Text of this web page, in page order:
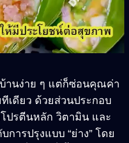
บ้านง่าย ๆ แต่ก็ซ่อนคุณค่า
เดียว ด้วยส่วนประกอบ
ปรตีนหลัก วิตามิน และ
ารปรุงแบบ “ย่าง” โดย